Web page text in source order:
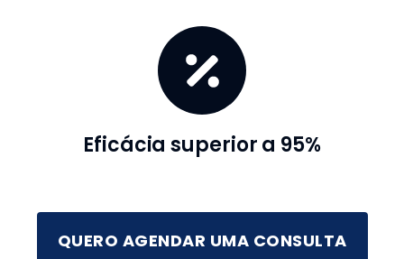
Eficácia superior a 95%
QUERO AGENDAR UMA CONSULTA